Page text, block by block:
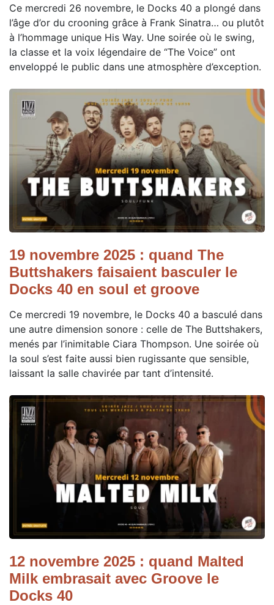
Ce mercredi 26 novembre, le Docks 40 a plongé dans
l’âge d’or du crooning grâce à Frank Sinatra… ou plutôt
à l’hommage unique His Way. Une soirée où le swing,
la classe et la voix légendaire de “The Voice” ont
enveloppé le public dans une atmosphère d’exception.
19 novembre 2025 : quand The
Buttshakers faisaient basculer le
Docks 40 en soul et groove
Ce mercredi 19 novembre, le Docks 40 a basculé dans
une autre dimension sonore : celle de The Buttshakers,
menés par l’inimitable Ciara Thompson. Une soirée où
la soul s’est faite aussi bien rugissante que sensible,
laissant la salle chavirée par tant d’intensité.
12 novembre 2025 : quand Malted
Milk embrasait avec Groove le
Docks 40